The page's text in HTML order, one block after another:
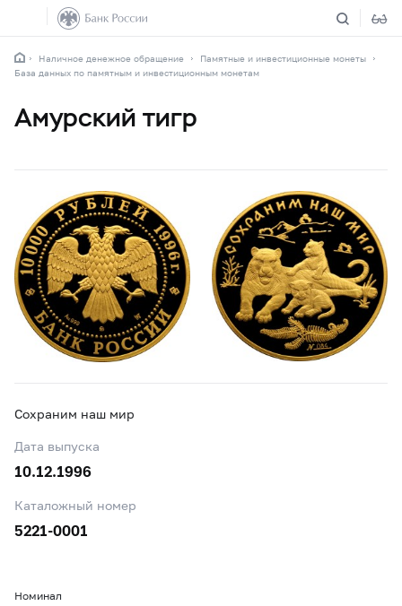
Наличное денежное обращение
Памятные и инвестиционные монеты
База данных по памятным и инвестиционным монетам
Амурский тигр
Сохраним наш мир
Дата выпуска
10.12.1996
Каталожный номер
5221-0001
Номинал